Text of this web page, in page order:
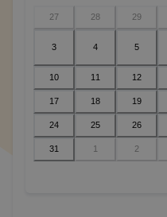
27 28 29
3 4 5
10 11 12
17 18 19
24 25 26
31 1 2